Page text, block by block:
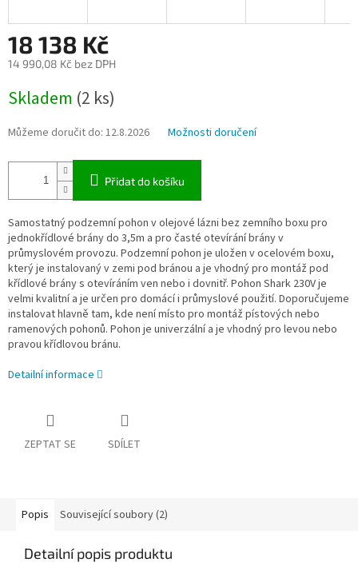
18 138 Kč
14 990,08 Kč bez DPH
cena:
Skladem (2 ks)
Můžeme doručit do: 12.8.2026 Možnosti doručení
Přidat do košíku
Samostatný podzemní pohon v olejové lázni bez zemního boxu pro
jednokřídlové brány do 3,5m a pro časté otevírání brány v
průmyslovém provozu. Podzemní pohon je uložen v ocelovém boxu,
který je instalovaný v zemi pod bránou a je vhodný pro montáž pod
křídlové brány s otevíráním ven nebo i dovnitř. Pohon Shark 230V je
velmi kvalitní a je určen pro domácí i průmyslové použití. Doporučujeme
instalovat hlavně tam, kde není místo pro montáž pístových nebo
ramenových pohonů. Pohon je univerzální a je vhodný pro levou nebo
pravou křídlovou bránu.
Detailní informace
ZEPTAT SE SDÍLET
Popis Související soubory (2)
Detailní popis produktu